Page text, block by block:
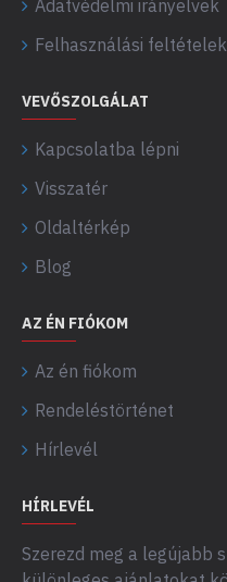
Adatvédelmi irányelvek
Felhasználási feltételek
VEVŐSZOLGÁLAT
Kapcsolatba lépni
Visszatér
Oldaltérkép
Blog
AZ ÉN FIÓKOM
Az én fiókom
Rendeléstörténet
Hírlevél
HÍRLEVÉL
Szerezd meg a legújabb